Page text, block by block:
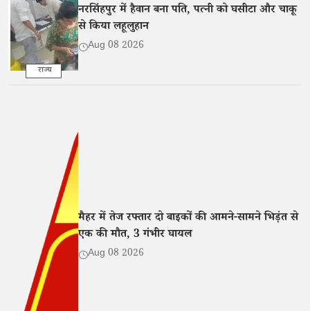
राज्य
नरसिंहपुर में हैवान बना पति, पत्नी को घसीटा और चाकू
से किया लहूलुहान
Aug 08 2026
मैहर में तेज रफ्तार दो बाइकों की आमने-सामने भिड़ंत से
एक की मौत, 3 गंभीर घायल
Aug 08 2026